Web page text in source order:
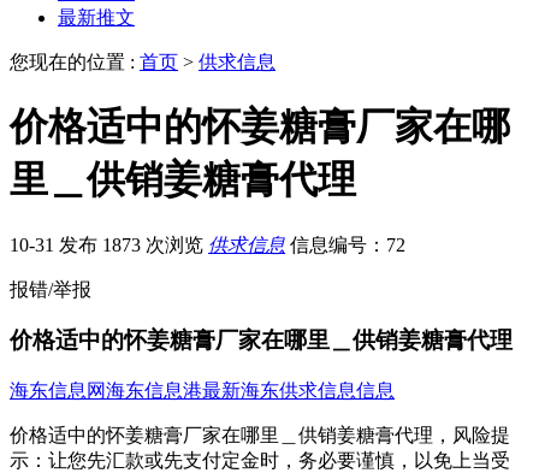
最新推文
您现在的位置 : 首页 > 供求信息
价格适中的怀姜糖膏厂家在哪
里＿供销姜糖膏代理
10-31 发布 1873 次浏览 供求信息 信息编号：72
报错/举报
价格适中的怀姜糖膏厂家在哪里＿供销姜糖膏代理
海东信息网海东信息港最新海东供求信息信息
价格适中的怀姜糖膏厂家在哪里＿供销姜糖膏代理，风险提
示：让您先汇款或先支付定金时，务必要谨慎，以免上当受